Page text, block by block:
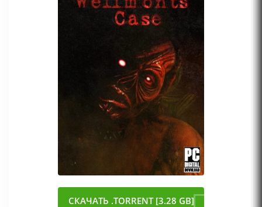
СКАЧАТЬ .TORRENT [3.28 GB]